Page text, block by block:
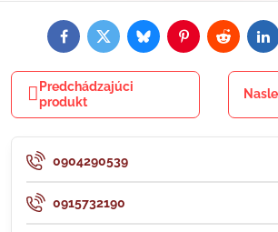
FacebookTwitterBlueskyPinterestReddit
Predchádzajúci
produkt
0904290539
0915732190